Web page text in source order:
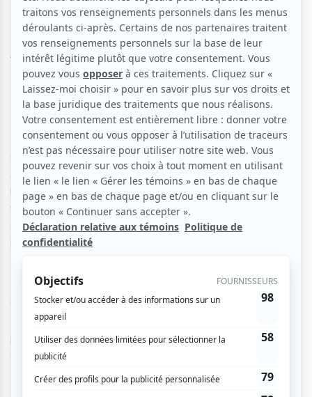
N'Voz
Aucune offre promotionnelle
disponible
Soyez les premiers avisés dès qu'il y aura une offre promo
pour N'Voz:INSCRIVEZ-VOUS
Cet extraordinaire ensemble vocal fait des prouesses.
Avec ses effets de bruitage, ses effets de « trompe-
l’oreille » et ses arrangements pour quintette à cordes
vocales seulement, N’Voz couvre un large éventail de
genres sans pour autant perdre la puissance du son
instrumental.
Composé d’Ana Maria Ulloa, Carlos Gomez, John A. Nunez,
Ricardo Nunez et David Montes, le groupe est de passage
pour la première fois au Canada et se présente à Montréal
dans le cadre du Festival MMM (Musique Multi-Montréal).